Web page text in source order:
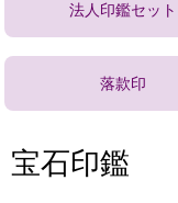
法人印鑑セット
落款印
宝石印鑑